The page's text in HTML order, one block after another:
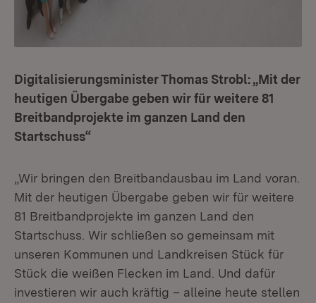
Digitalisierungsminister Thomas Strobl: „Mit der
heutigen Übergabe geben wir für weitere 81
Breitbandprojekte im ganzen Land den
Startschuss“
„Wir bringen den Breitbandausbau im Land voran.
Mit der heutigen Übergabe geben wir für weitere
81 Breitbandprojekte im ganzen Land den
Startschuss. Wir schließen so gemeinsam mit
unseren Kommunen und Landkreisen Stück für
Stück die weißen Flecken im Land. Und dafür
investieren wir auch kräftig – alleine heute stellen